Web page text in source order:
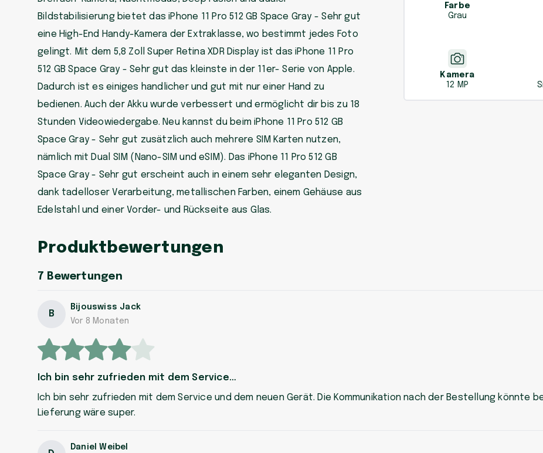
Bildstabilisierung bietet das iPhone 11 Pro 512 GB Space Gray - Sehr gut
eine High-End Handy-Kamera der Extraklasse, wo bestimmt jedes Foto
gelingt. Mit dem 5,8 Zoll Super Retina XDR Display ist das iPhone 11 Pro
512 GB Space Gray - Sehr gut das kleinste in der 11er- Serie von Apple.
Dadurch ist es einiges handlicher und gut mit nur einer Hand zu
bedienen. Auch der Akku wurde verbessert und ermöglicht dir bis zu 18
Stunden Videowiedergabe. Neu kannst du beim iPhone 11 Pro 512 GB
Space Gray - Sehr gut zusätzlich auch mehrere SIM Karten nutzen,
nämlich mit Dual SIM (Nano-SIM und eSIM). Das iPhone 11 Pro 512 GB
Space Gray - Sehr gut erscheint auch in einem sehr eleganten Design,
dank tadelloser Verarbeitung, metallischen Farben, einem Gehäuse aus
Edelstahl und einer Vorder- und Rückseite aus Glas.
Farbe
Grau
Kamera
12 MP
Produktbewertungen
7 Bewertungen
B
Bijouswiss Jack
Vor 8 Monaten
Ich bin sehr zufrieden mit dem Service…
Ich bin sehr zufrieden mit dem Service und dem neuen Gerät. Die Kommunikation nach der Bestellung könnte
Lieferung wäre super.
Daniel Weibel